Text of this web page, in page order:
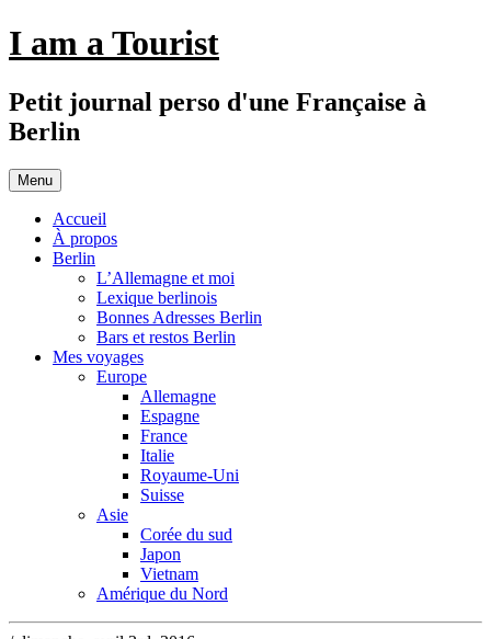
Aller
au
I am a Tourist
Petit journal perso d'une Française à
Berlin
Menu
Accueil
À propos
Berlin
L’Allemagne et moi
Lexique berlinois
Bonnes Adresses Berlin
Bars et restos Berlin
Mes voyages
Europe
Allemagne
Espagne
France
Italie
Royaume-Uni
Suisse
Asie
Corée du sud
Japon
Vietnam
Amérique du Nord